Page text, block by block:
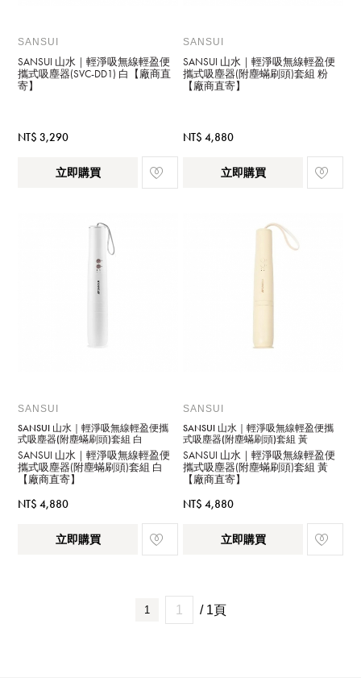
SANSUI
SANSUI 山水｜輕淨吸無線輕盈便
攜式吸塵器(SVC-DD1) 白【廠商直
寄】
NT$ 3,290
立即購買
SANSUI
SANSUI 山水｜輕淨吸無線輕盈便
攜式吸塵器(附塵蟎刷頭)套組 粉
【廠商直寄】
NT$ 4,880
立即購買
SANSUI
SANSUI 山水｜輕淨吸無線輕盈便攜
式吸塵器(附塵蟎刷頭)套組 白
SANSUI 山水｜輕淨吸無線輕盈便
攜式吸塵器(附塵蟎刷頭)套組 白
【廠商直寄】
NT$ 4,880
立即購買
SANSUI
SANSUI 山水｜輕淨吸無線輕盈便攜
式吸塵器(附塵蟎刷頭)套組 黃
SANSUI 山水｜輕淨吸無線輕盈便
攜式吸塵器(附塵蟎刷頭)套組 黃
【廠商直寄】
NT$ 4,880
立即購買
1 / 1頁